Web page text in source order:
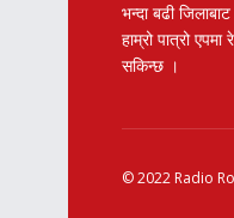
भन्दा बढी
हाम्रो पात्रो
सकिन्छ ।
© 2022 Radio